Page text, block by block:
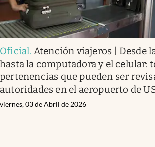
Oficial. Atención viajeros | Desde
hasta la computadora y el celular:
pertenencias que pueden ser
autoridades en el aeropuerto de
viernes, 03 de Abril de 2026